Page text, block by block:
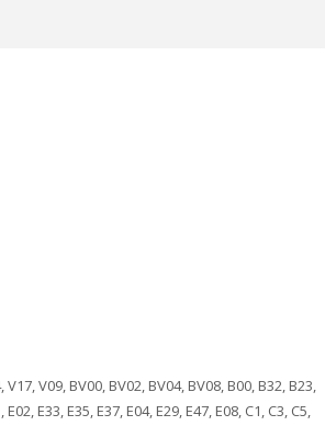
V17, V09, BV00, BV02, BV04, BV08, B00, B32, B23,
E33, E35, E37, E04, E29, E47, E08, C1, C3, C5,